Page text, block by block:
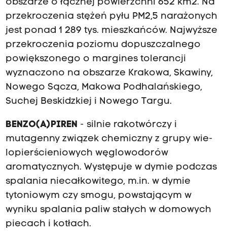
obszarze o łącznej powierzchni 652 km2. Na
przekroczenia stężeń pyłu PM2,5 narażonych
jest ponad 1 289 tys. mieszkań­ców. Najwyższe
przekroczenia poziomu dopuszczalnego
powięk­szonego o margines tolerancji
wyznaczono na obszarze Krakowa, Skawiny,
Nowego Sącza, Makowa Podhalańskiego,
Suchej Beskidzkiej i Nowego Targu.
BENZO(A)PIREN - silnie rakotwórczy i
mutagenny związek chemiczny z grupy wie­
lopierścieniowych węglowodorów
aromatycznych. Występuje w dymie podczas
spalania niecałkowitego, m.in. w dymie
tytonio­wym czy smogu, powstającym w
wyniku spalania paliw stałych w domowych
piecach i kotłach.